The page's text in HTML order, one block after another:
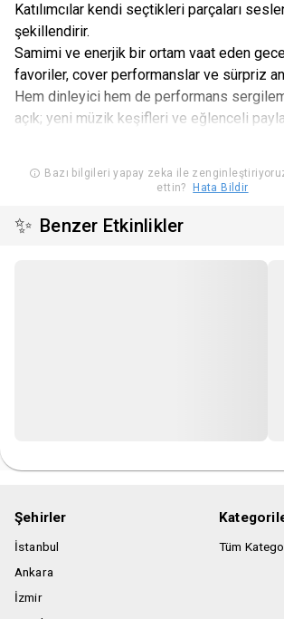
Katılımcılar kendi seçtikleri parçaları
şekillendirir.
Samimi ve enerjik bir ortam vaat eden
favoriler, cover performanslar ve sürpriz
Hem dinleyici hem de performans
açık; yeni müzik keşifleri ve eğlenceli
Bazı bilgileri yapay zeka ile
ettin?
Hata Bildir
✨ Benzer Etkinlikler
Şehirler
İstanbul
Ankara
İzmir
Tüm